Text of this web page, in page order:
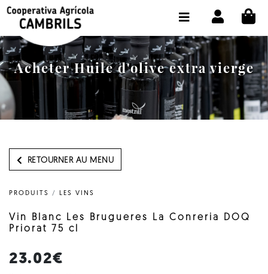
Acheter Huile d'olive extra vierge
RETOURNER AU MENU
PRODUITS / LES VINS
Vin Blanc Les Brugueres La Conreria DOQ
Priorat 75 cl
23.02€
BOUTIQUE ACHETER EN LIGNE
LA COOPÉRATIVE
OLEOTOUR
PRODUITS
NOTRE HUILE
CHOISIR LA LANGUE: FR